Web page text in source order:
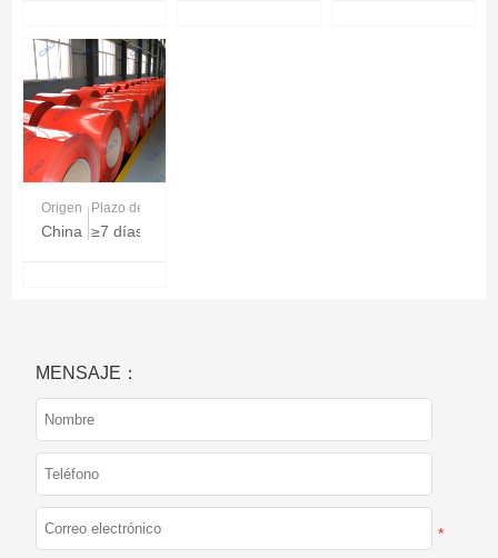
Origen
China
Plazo de entrega
≥7 días
MENSAJE：
*